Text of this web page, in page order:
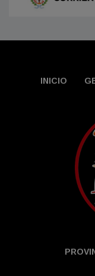
INICIO